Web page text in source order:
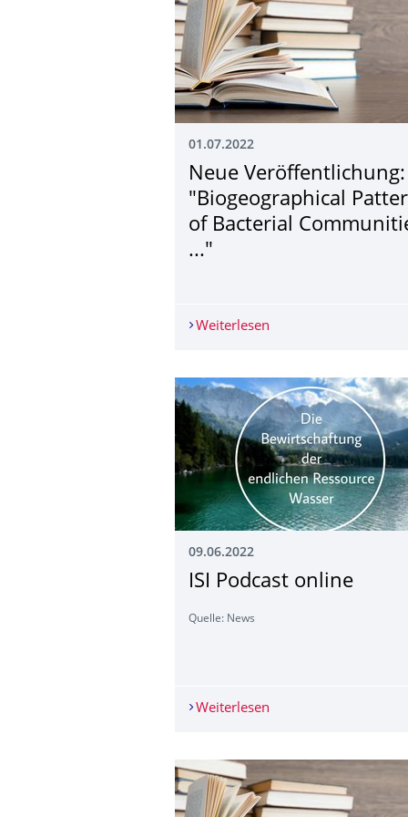
01.07.2022
Neue Veröffentlichung:
"Biogeographical
of Bacterial
..."
Weiterlesen Neue
09.06.2022
ISI Podcast online
Quelle: News
Weiterlesen